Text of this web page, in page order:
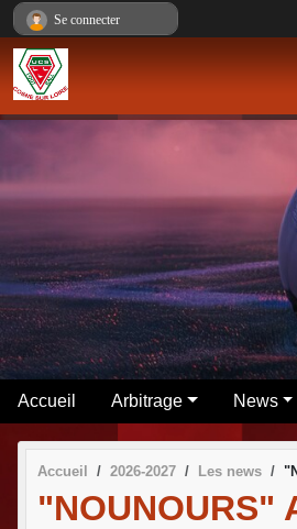
Accueil Arbitrage News
Accueil 2026-2027 Les news
"NOUNOURS"
Se connecter
Panneau de gestion des cookies